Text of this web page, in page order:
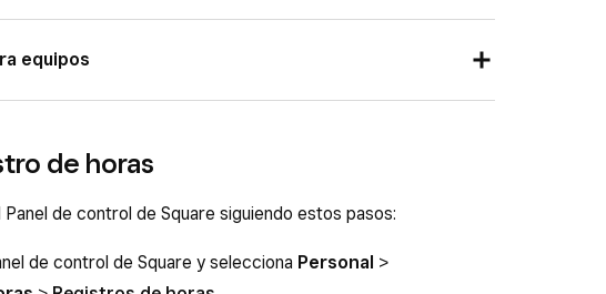
de control de Square y selecciona
clic enRechazar
equipos
la campana para abrir las notificaciones.
las solicitudes abiertas.
clic en
Rechazar Aprobar
de horas
de control de Square siguiendo estos pasos:
de control de Square y selecciona Personal >